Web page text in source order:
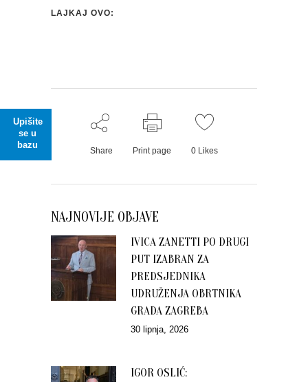
Upišite
se u
bazu
LAJKAJ OVO:
Share Print page 0 Likes
NAJNOVIJE OBJAVE
IVICA ZANETTI PO DRUGI
PUT IZABRAN ZA
PREDSJEDNIKA
UDRUŽENJA OBRTNIKA
GRADA ZAGREBA
30 lipnja, 2026
IGOR OSLIĆ: